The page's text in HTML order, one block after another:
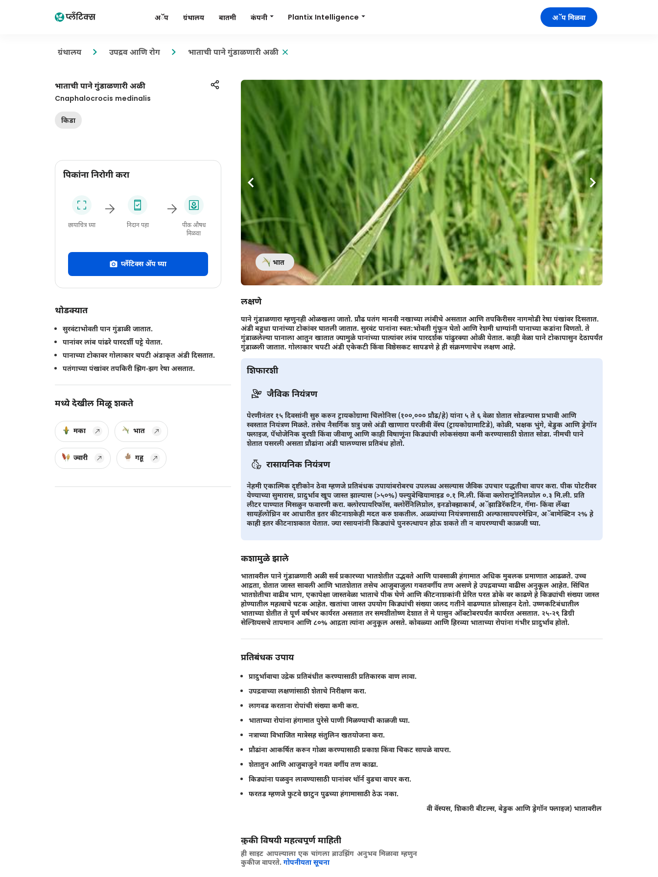
अॅप ग्रंथालय बातमी कंपनी Plantix Intelligence अॅप मिळवा
ग्रंथालय उपद्रव आणि रोग भाताची पाने गुंडाळणारी अळी
भाताची पाने गुंडाळणारी अळी
Cnaphalocrocis medinalis
किडा
पिकांना निरोगी करा
छायाचित्र घ्या निदान पहा
पीक औषध
मिळवा
प्लँटिक्स अ‍ॅप घ्या
थोडक्यात
सुरवंटाभोवती पान गुंडाळी जातात.
पानांवर लांब पांढरे पारदर्शी पट्टे येतात.
पानाच्या टोकावर गोलाकार चपटी अंडाकृत अंडी दिसतात.
पतंगाच्या पंखांवर तपकिरी झिग-झग रेषा असतात.
मध्ये देखील मिळू शकते
मका भात
ज्वारी गहू
भात
लक्षणे
पाने गुंडाळणारा म्हणुनही ओळखला जातो. प्रौढ पतंग मानवी नखाच्या लांबीचे असतात आणि तपकिरीसर नागमोडी रेषा पंखांवर दिसतात.
अंडी बहुधा पानांच्या टोकांवर घातली जातात. सुरवंट पानांना स्वत:भोवती गुंफून घेतो आणि रेशमी धाग्यांनी पानाच्या कडांना विणतो. ते
गुंडाळलेल्या पानाला आतुन खातात ज्यामुळे पानांच्या पात्यांवर लांब पारदर्शक पांढुरक्या ओळी येतात. काही वेळा पाने टोकापासुन देठापर्यंत
गुंडाळली जातात. गोलाकार चपटी अंडी एकेकटी किंवा विष्ठेसकट सापडणे हे ही संक्रमणाचेच लक्षण आहे.
शिफारशी
जैविक नियंत्रण
पेरणीनंतर १५ दिवसांनी सुरु करुन ट्रायकोग्रामा चिलोनिस (१००,००० प्रौढ/हे) यांना ५ ते ६ वेळा शेतात सोडल्यास प्रभावी आणि
स्वस्तात नियंत्रण मिळते. तसेच नैसर्गिक शत्रु जसे अंडी खाणारा परजीवी वॅस्प (ट्रायकोग्रामाटिडे), कोळी, भक्षक भुंगे, बेडुक आणि ड्रेगॉन
फ्लाइज, पॅथोजेनिक बुरशी किंवा जीवाणू आणि काही विषाणूंना किड्यांची लोकसंख्या कमी करण्यासाठी शेतात सोडा. नीमची पाने
शेतात पसरली असता प्रौढांना अंडी घालण्यास प्रतिबंध होतो.
रासायनिक नियंत्रण
नेहमी एकात्मिक दृष्टीकोन ठेवा म्हणजे प्रतिबंधक उपायांबरोबरच उपलब्ध असल्यास जैविक उपचार पद्धतीचा वापर करा. पीक पोटरीवर
येण्याच्या सुमारास, प्रादुर्भाव खूप जास्त झाल्यास (>५०%) फ्ल्युबेन्डियामाइड ०.१ मि.ली. किंवा क्लोरान्ट्रोनिलप्रोल ०.३ मि.ली. प्रति
लीटर पाण्यात मिसळुन फवारणी करा. क्लोरपायरिफॉस, क्लोरँनिलिप्रोल, इनडोक्झाकार्ब, अॅझाडिरॅकटिन, गॅमा- किंवा लँब्डा
सायहॅलोथ्रिन वर आधारीत इतर कीटनाशकेही मदत करु शकतील. अळ्यांच्या नियंत्रणासाठी अल्फासायपरमेथ्रिन, अॅबामेक्टिन २% हे
काही इतर कीटनाशकात येतात. ज्या रसायनांनी किड्यांचे पुनरुत्थापन होऊ शकते ती न वापरण्याची काळजी घ्या.
कशामुळे झाले
भातावरील पाने गुंडाळणारी अळी सर्व प्रकारच्या भातशेतीत उद्भवते आणि पावसाळी हंगामात अधिक मुबलक प्रमाणात आढळते. उच्च
आद्रता, शेतात जास्त सावली आणि भातशेतात तसेच आजुबाजुला गवतवर्गीय तण असणे हे उपद्रवाच्या वाढीस अनुकूल आहेत. सिंचित
भातशेतीचा वाढीव भाग, एकापेक्षा जास्तवेळा भाताचे पीक घेणे आणि कीटनाशकांनी प्रेरित परत डोके वर काढणे हे किड्यांची संख्या जास्त
होण्यातील महत्वाचे घटक आहेत. खतांचा जास्त उपयोग किड्यांची संख्या जलद गतीने वाढण्यात प्रोत्साहन देतो. उष्णकटिबंधातील
भाताच्या शेतीत ते पूर्ण वर्षभर कार्यरत असतात तर समशीतोष्ण देशात ते मे पासुन ऑक्टोबरपर्यंत कार्यरत असतात. २५-२९ डिग्री
सेल्शियसचे तापमान आणि ८०% आद्रता त्यांना अनुकूल असते. कोवळ्या आणि हिरव्या भाताच्या रोपांना गंभीर प्रादुर्भाव होतो.
प्रतिबंधक उपाय
प्रादुर्भावाचा उद्रेक प्रतिबंधीत करण्यासाठी प्रतिकारक वाण लावा.
उपद्रवाच्या लक्षणांसाठी शेताचे निरीक्षण करा.
लागवड करताना रोपांची संख्या कमी करा.
भाताच्या रोपांना हंगामात पुरेसे पाणी मिळण्याची काळजी घ्या.
नत्राच्या विभाजित मात्रेसह संतुलिन खतयोजना करा.
प्रौढांना आकर्षित करुन गोळा करण्यासाठी प्रकाश किंवा चिकट सापळे वापरा.
शेतातुन आणि आजुबाजुने गवत वर्गीय तण काढा.
किड्यांना पळवुन लावण्यासाठी पानांवर थॉर्न वुडचा वापर करा.
फरतड म्हणजे फुटवे छाटुन पुढच्या हंगामासाठी ठेऊ नका.
कीटनाशकांचा वापर संयमित करा म्हणजे भक्षक किडे (कोळी, परजीवी वॅस्पस, शिकारी बीटल्स, बेडुक आणि ड्रेगॉन फ्लाइज) भातावरील
भाताची वेगवेगळ्या पिकांसोबत पीक फेरपालट करा.
काढणीनंतर शेत नांगरुन अवशेष काढुन टाका.
काढणीनंतर काही अठवडे, महिन्यांपर्यंत शेत पडित ठेवा.
कुकी विषयी महत्वपूर्ण माहिती
ही साइट आपल्याला एक चांगला ब्राउझिंग अनुभव मिळावा म्हणुन
कुकीज वापरते. गोपनीयता सूचना